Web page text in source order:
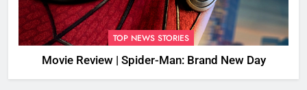
TOP NEWS STORIES
Movie Review | Spider-Man: Brand New Day